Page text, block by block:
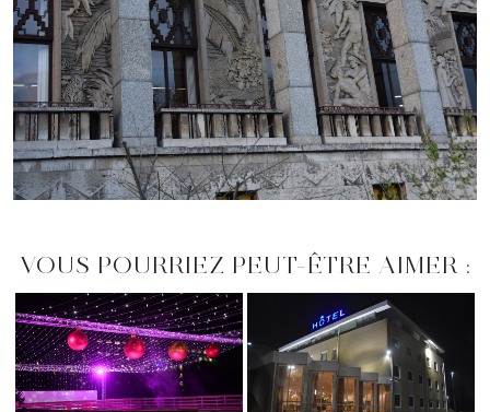
VOUS POURRIEZ PEUT-ÊTRE AIMER :